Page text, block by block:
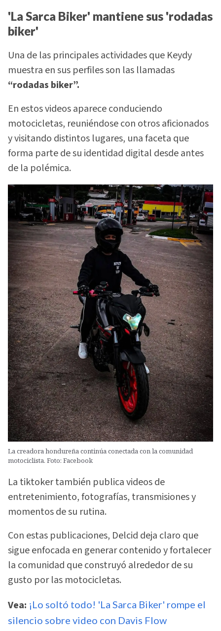
'La Sarca Biker' mantiene sus 'rodadas
biker'
Una de las principales actividades que Keydy
muestra en sus perfiles son las llamadas
“rodadas biker”.
En estos videos aparece conduciendo
motocicletas, reuniéndose con otros aficionados
y visitando distintos lugares, una faceta que
forma parte de su identidad digital desde antes
de la polémica.
La creadora hondureña continúa conectada con la comunidad
motociclista. Foto: Facebook
La tiktoker también publica videos de
entretenimiento, fotografías, transmisiones y
momentos de su rutina.
Con estas publicaciones, Delcid deja claro que
sigue enfocada en generar contenido y fortalecer
la comunidad que construyó alrededor de su
gusto por las motocicletas.
Vea: ¡Lo soltó todo! 'La Sarca Biker' rompe el
silencio sobre video con Davis Flow